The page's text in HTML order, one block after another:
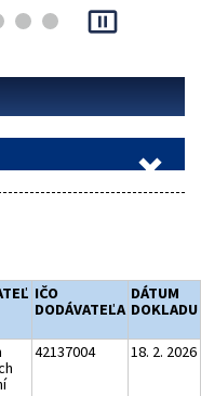
pause_presentation
IČO
DODÁVATEĽA
DÁTUM
DOKLADU
42137004 18. 2. 2026